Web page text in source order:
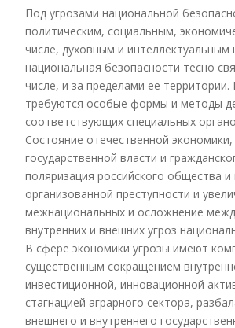
Под угрозами национальной
политическим, социальным,
числе, духовным и
национальная безопасности тесно
числе, и за пределами ее
требуются особые формы и методы
соответствующих специальных
Состояние отечественной
государственной власти и
поляризация российского общества
организованной преступности и
межнациональных и осложнение
внутренних и внешних угроз
В сфере экономики угрозы имеют
существенным сокращением
инвестиционной, инновационной
стагнацией аграрного сектора,
внешнего и внутреннего